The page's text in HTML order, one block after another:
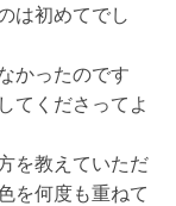
は初めてでし
かったのです
てくださってよ
を教えていただ
を何度も重ねて